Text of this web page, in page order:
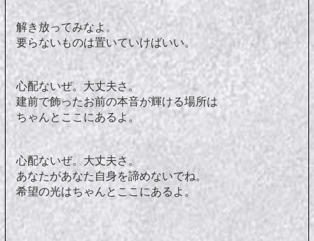
解き放ってみなよ。
要らないものは置いていけばいい。
心配ないぜ。大丈夫さ。
建前で飾ったお前の本音が輝ける場所は
ちゃんとここにあるよ。
心配ないぜ。大丈夫さ。
あなたがあなた自身を諦めないでね。
希望の光はちゃんとここにあるよ。